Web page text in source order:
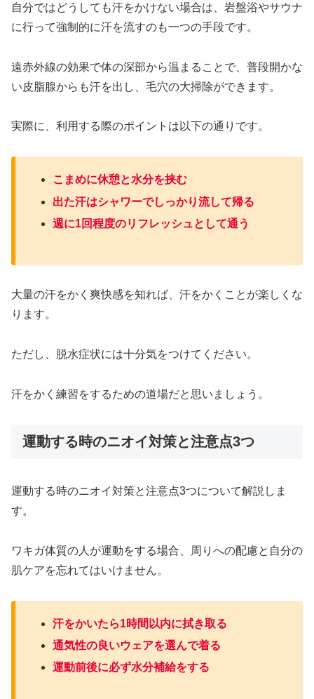
自分ではどうしても汗をかけない場合は、岩盤浴やサウナ
に行って強制的に汗を流すのも一つの手段です。
遠赤外線の効果で体の深部から温まることで、普段開かな
い皮脂腺からも汗を出し、毛穴の大掃除ができます。
実際に、利用する際のポイントは以下の通りです。
こまめに休憩と水分を挟む
出た汗はシャワーでしっかり流して帰る
週に1回程度のリフレッシュとして通う
大量の汗をかく爽快感を知れば、汗をかくことが楽しくな
ります。
ただし、脱水症状には十分気をつけてください。
汗をかく練習をするための道場だと思いましょう。
運動する時のニオイ対策と注意点3つ
運動する時のニオイ対策と注意点3つについて解説しま
す。
ワキガ体質の人が運動をする場合、周りへの配慮と自分の
肌ケアを忘れてはいけません。
汗をかいたら1時間以内に拭き取る
通気性の良いウェアを選んで着る
運動前後に必ず水分補給をする